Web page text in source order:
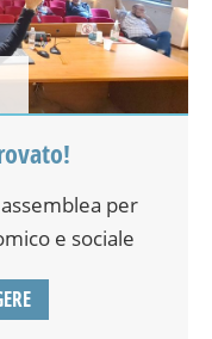
per
e sociale